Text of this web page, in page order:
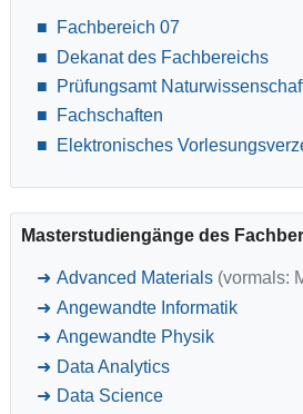
Fachbereich 07
Dekanat des Fachbereichs
Prüfungsamt
Fachschaften
Elektronisches
Masterstudiengänge des
Advanced Materials (vormals:
Angewandte Informatik
Angewandte Physik
Data Analytics
Data Science